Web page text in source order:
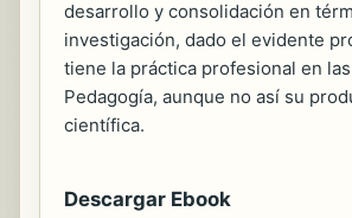
desarrollo y consolidación en
investigación, dado el evidente
tiene la práctica profesional en
Pedagogía, aunque no así su
científica.
Descargar Ebook